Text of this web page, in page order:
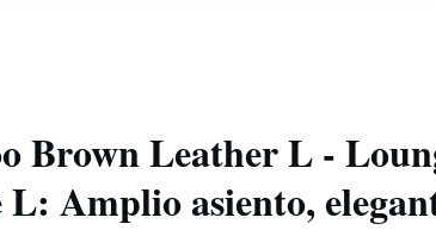
Brown Leather L -
Amplio asiento,